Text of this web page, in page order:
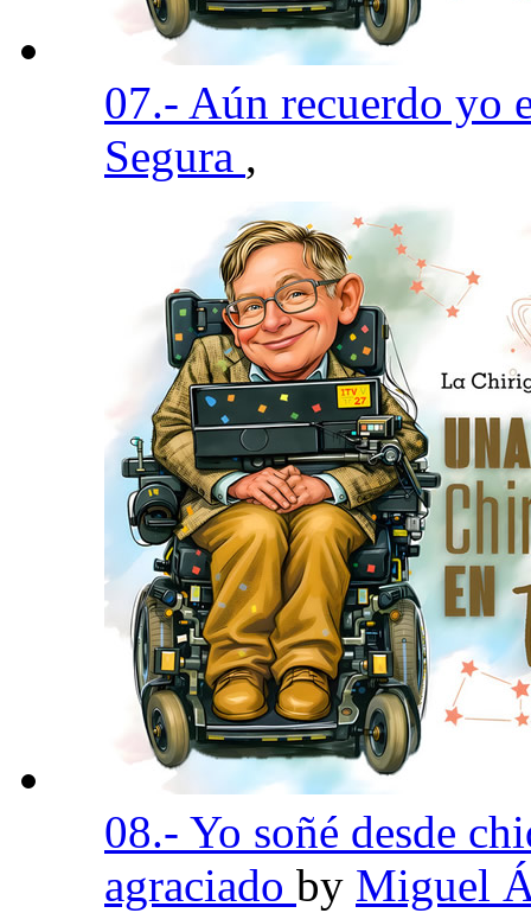
07.- Aún recuerdo yo
Segura ,
08.- Yo soñé desde
agraciado by Miguel